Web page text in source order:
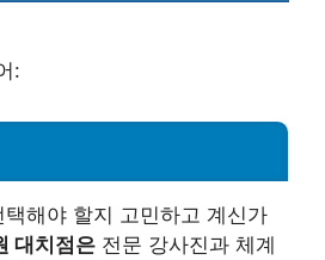
:
해야 할지 고민하고 계신가
대치점은 전문 강사진과 체계